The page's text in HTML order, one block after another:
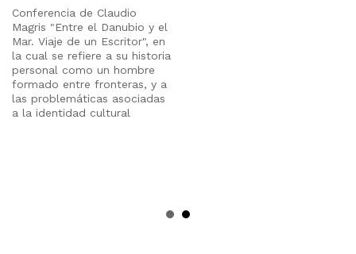
Conferencia de Claudio
Magris "Entre el Danubio y el
Mar. Viaje de un Escritor", en
la cual se refiere a su historia
personal como un hombre
formado entre fronteras, y a
las problemáticas asociadas
a la identidad cultural